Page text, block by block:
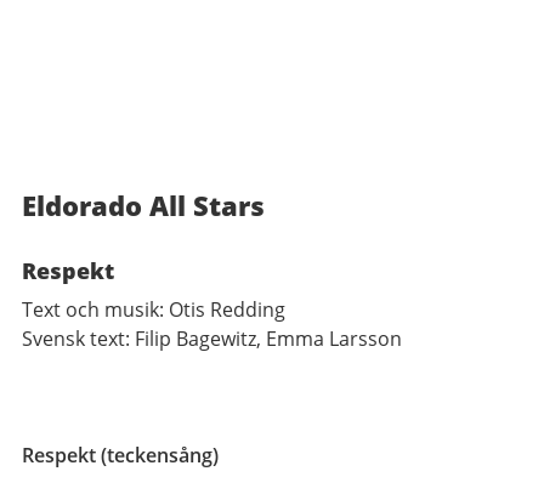
Eldorado All Stars
Respekt
Text och musik: Otis Redding
Svensk text: Filip Bagewitz, Emma Larsson
Respekt (teckensång)